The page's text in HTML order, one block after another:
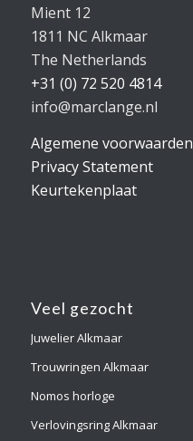
Mient 12
1811 NC Alkmaar
The Netherlands
+31 (0) 72 520 4814
info@marclange.nl
Algemene voorwaarden
Privacy Statement
Keurtekenplaat
Veel gezocht
Juwelier Alkmaar
Trouwringen Alkmaar
Nomos horloge
Verlovingsring Alkmaar